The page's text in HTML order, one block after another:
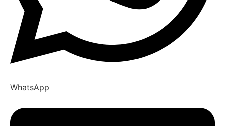
WhatsApp